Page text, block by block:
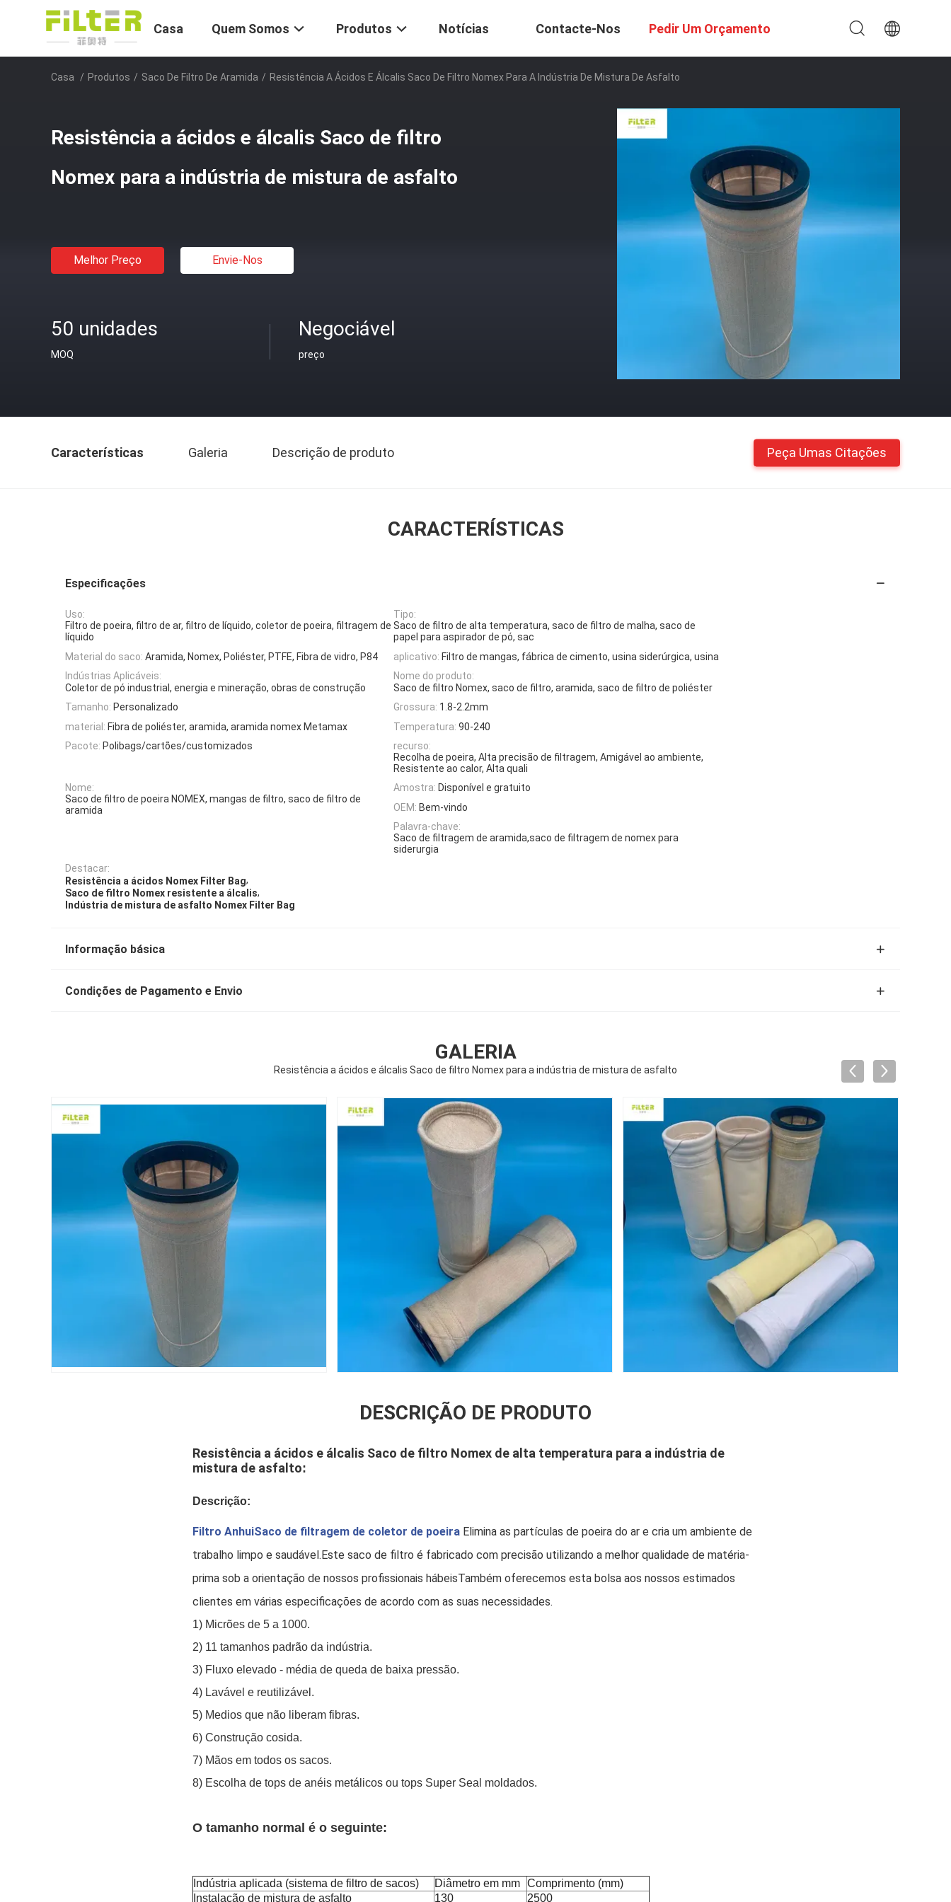
Casa Quem Somos Produtos Notícias Contacte-Nos Pedir Um Orçamento
Casa / Produtos / Saco De Filtro De Aramida / Resistência A Ácidos E Álcalis Saco De Filtro Nomex Para A Indústria De Mistura De Asfalto
Resistência a ácidos e álcalis Saco de filtro
Nomex para a indústria de mistura de asfalto
Melhor Preço Envie-Nos
50 unidades
MOQ
Negociável
preço
Características Galeria Descrição de produto Peça Umas Citações
CARACTERÍSTICAS
Especificações
Uso:
Filtro de poeira, filtro de ar, filtro de líquido, coletor de poeira, filtragem de
líquido
Tipo:
Saco de filtro de alta temperatura, saco de filtro de malha, saco de
papel para aspirador de pó, sac
Material do saco: Aramida, Nomex, Poliéster, PTFE, Fibra de vidro, P84 aplicativo: Filtro de mangas, fábrica de cimento, usina siderúrgica, usina
Indústrias Aplicáveis:
Coletor de pó industrial, energia e mineração, obras de construção
Nome do produto:
Saco de filtro Nomex, saco de filtro, aramida, saco de filtro de poliéster
Tamanho: Personalizado Grossura: 1.8-2.2mm
material: Fibra de poliéster, aramida, aramida nomex Metamax Temperatura: 90-240
Pacote: Polibags/cartões/customizados
recurso:
Recolha de poeira, Alta precisão de filtragem, Amigável ao ambiente,
Resistente ao calor, Alta quali
Nome:
Saco de filtro de poeira NOMEX, mangas de filtro, saco de filtro de
aramida
Amostra: Disponível e gratuito
OEM: Bem-vindo
Palavra-chave:
Saco de filtragem de aramida,saco de filtragem de nomex para
siderurgia
Destacar:
Resistência a ácidos Nomex Filter Bag,
Saco de filtro Nomex resistente a álcalis,
Indústria de mistura de asfalto Nomex Filter Bag
Informação básica
Condições de Pagamento e Envio
GALERIA
Resistência a ácidos e álcalis Saco de filtro Nomex para a indústria de mistura de asfalto
DESCRIÇÃO DE PRODUTO
Resistência a ácidos e álcalis Saco de filtro Nomex de alta temperatura para a indústria de
mistura de asfalto:
Descrição:
Filtro AnhuiSaco de filtragem de coletor de poeira Elimina as partículas de poeira do ar e cria um ambiente de
trabalho limpo e saudável.Este saco de filtro é fabricado com precisão utilizando a melhor qualidade de matéria-
prima sob a orientação de nossos profissionais hábeisTambém oferecemos esta bolsa aos nossos estimados
clientes em várias especificações de acordo com as suas necessidades.
1) Micrões de 5 a 1000.
2) 11 tamanhos padrão da indústria.
3) Fluxo elevado - média de queda de baixa pressão.
4) Lavável e reutilizável.
5) Medios que não liberam fibras.
6) Construção cosida.
7) Mãos em todos os sacos.
8) Escolha de tops de anéis metálicos ou tops Super Seal moldados.
O tamanho normal é o seguinte:
Indústria aplicada (sistema de filtro de sacos) Diâmetro em mm Comprimento (mm)
Instalação de mistura de asfalto
130 2500